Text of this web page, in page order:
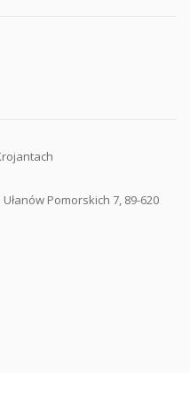
Pomorskich 7, 89-620